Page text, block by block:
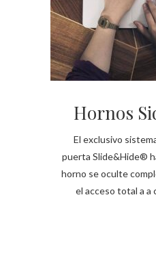
Hornos
El exclusivo
puerta Slide&Hide®
horno se oculte
el acceso total a a